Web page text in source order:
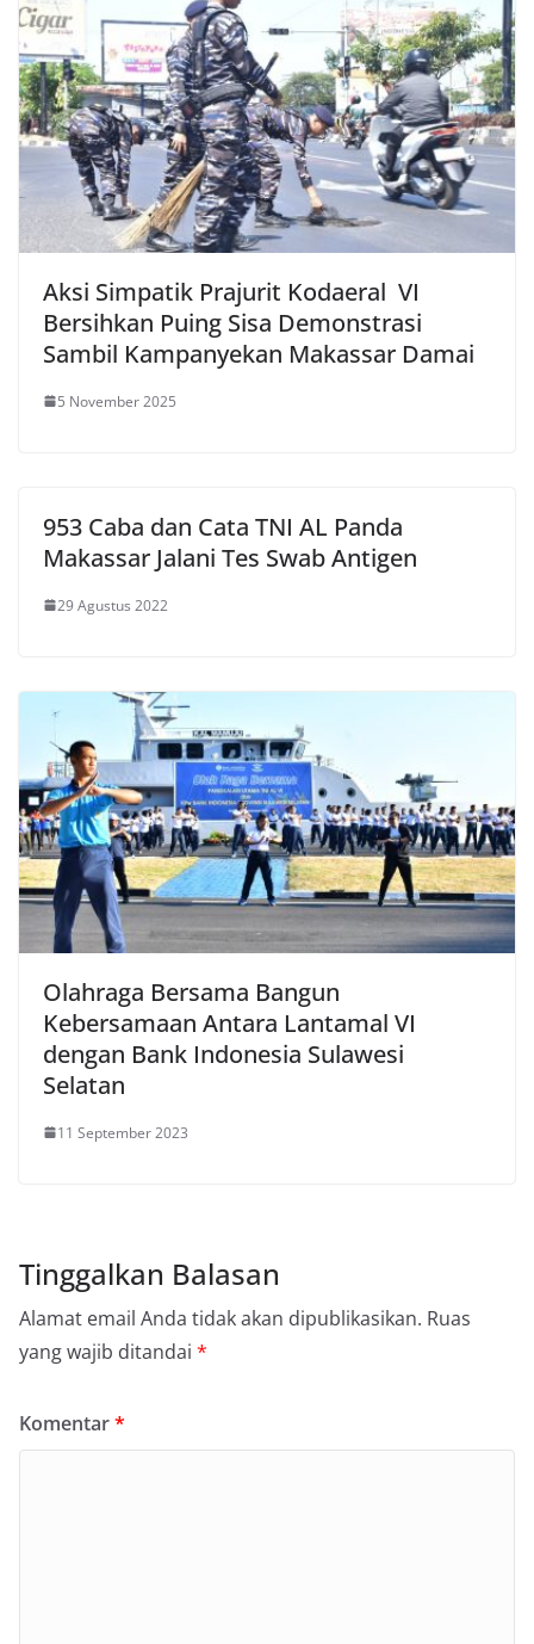
Aksi Simpatik Prajurit Kodaeral VI
Bersihkan Puing Sisa Demonstrasi
Sambil Kampanyekan Makassar Damai
5 November 2025
953 Caba dan Cata TNI AL Panda
Makassar Jalani Tes Swab Antigen
29 Agustus 2022
Olahraga Bersama Bangun
Kebersamaan Antara Lantamal VI
dengan Bank Indonesia Sulawesi
Selatan
11 September 2023
Tinggalkan Balasan
Alamat email Anda tidak akan dipublikasikan. Ruas
yang wajib ditandai *
Komentar*